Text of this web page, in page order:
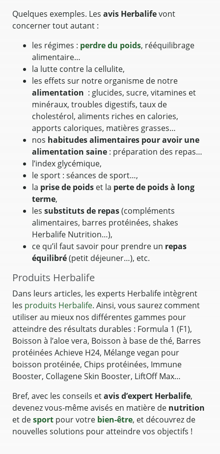
Quelques exemples. Les avis Herbalifevont
concerner tout autant :
les régimes : perdre du poids, rééquilibrage
alimentaire…
la lutte contre la cellulite,
les effets sur notre organisme de notre
alimentation : glucides, sucre, vitamines et
minéraux, troubles digestifs, taux de
cholestérol, aliments riches en calories,
apports caloriques, matières grasses…
nos habitudes alimentaires pour avoir une
alimentation saine : préparation des repas…
l’index glycémique,
le sport : séances de sport…,
la prise de poids et la perte de poids à long
terme,
les substituts de repas(compléments
alimentaires, barres protéinées, shakes
Herbalife Nutrition…),
ce qu’il faut savoir pour prendre un repas
équilibré(petit déjeuner…), etc.
Produits Herbalife
Dans leurs articles, les experts Herbalife intègrent
les produits Herbalife. Ainsi, vous saurez comment
utiliser au mieux nos différentes gammes pour
atteindre des résultats durables : Formula 1 (F1),
Boisson à l’aloe vera, Boisson à base de thé, Barres
protéinées Achieve H24, Mélange vegan pour
boisson protéinée, Chips protéinées, Immune
Booster, Collagene Skin Booster, LiftOff Max…
Bref, avec les conseils etavis d’expert Herbalife,
devenez vous-même avisés en matière de nutrition
et desport pour votre bien-être, et découvrez de
nouvelles solutions pour atteindre vos objectifs !